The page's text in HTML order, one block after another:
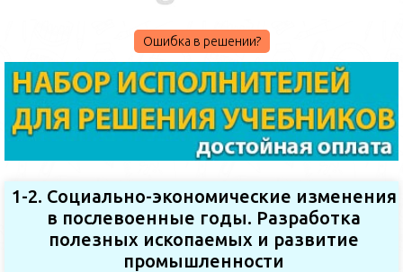
Ошибка в решении?
1-2. Социально-экономические изменения
в послевоенные годы. Разработка
полезных ископаемых и развитие
промышленности